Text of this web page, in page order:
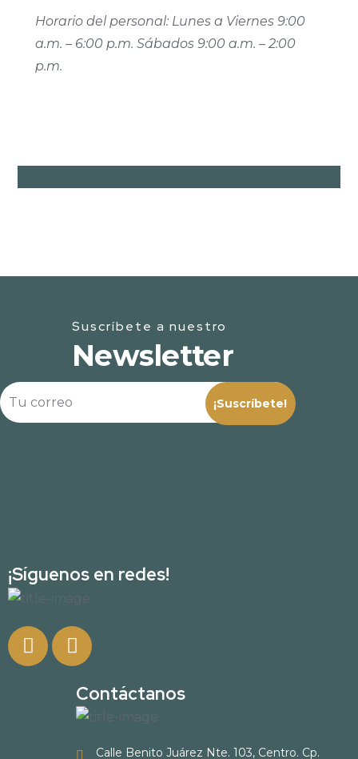
Horario del personal: Lunes a Viernes 9:00
a.m. – 6:00 p.m. Sábados 9:00 a.m. – 2:00
p.m.
Suscríbete a nuestro
Newsletter
¡Síguenos en redes!
Contáctanos
Calle Benito Juárez Nte. 103, Centro. Cp.